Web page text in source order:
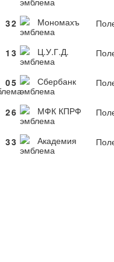
32 Мономахъ
1 3 Ц.У.Г.Д.
05 Сбербанк
26 МФК КПРФ
33 Академия